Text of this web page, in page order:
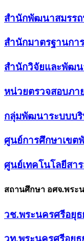
สำนักพัฒนาสมรร
สำนักมาตรฐานกา
สำนักวิจัยและพัฒ
หน่วยตรวจสอบภา
กลุ่มพัฒนาระบบบริ
ศูนย์การศึกษาเขต
ศูนย์เทคโนโลยีสา
สถานศึกษา อศจ.พระ
วช.พระนครศรีอยุธ